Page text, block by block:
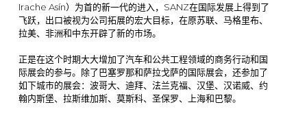
Irache Asín）为首的新一代的进入，SANZ在国际发展上得到了
飞跃，出口被视为公司拓展的宏大目标，在原苏联、马格里布、
拉美、非洲和中东开辟了新的市场。
正是在这个时期大大增加了汽车和公共工程领域的商务行动和国
际展会的参与。除了巴塞罗那和萨拉戈萨的国际展会，还参加了
如下城市的展会：波哥大、迪拜、法兰克福、汉堡、汉诺威、约
翰内斯堡、拉斯维加斯、莫斯科、圣保罗、上海和巴黎。